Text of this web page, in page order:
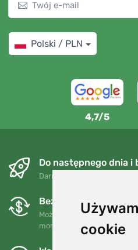
cookie
Polski / PLN
4,7/5
Do następnego dnia i
Darmowa wysyłka dla
Bezpłatne wymiany i
Możesz zwrócić lub
momencie w ciągu 90 dni.